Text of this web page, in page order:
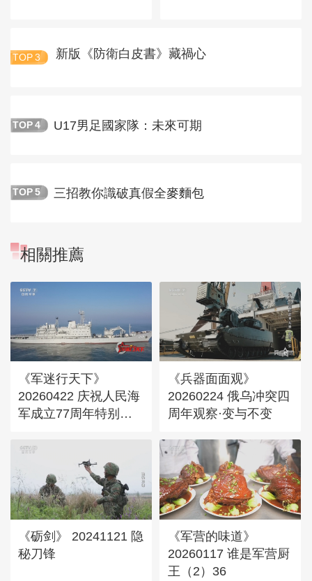
TOP 3 新版《防衛白皮書》藏禍心
TOP 4 U17男足國家隊：未來可期
TOP 5 三招教你識破真假全麥麵包
相關推薦
《军迷行天下》
20260422 庆祝人民海
军成立77周年特别节
极途
《兵器面面观》
20260224 俄乌冲突四
周年观察·变与不变
《砺剑》 20241121 隐
秘刀锋
《军营的味道》
20260117 谁是军营厨
王（2）36